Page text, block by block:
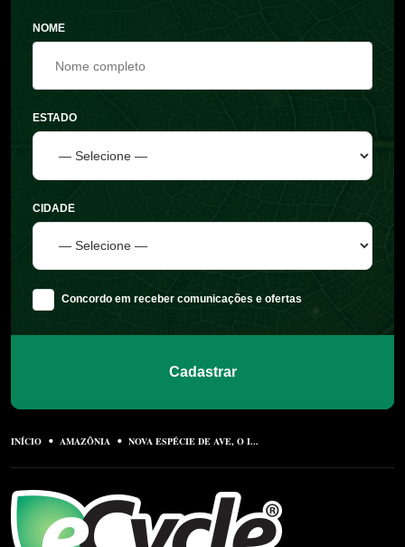
NOME
ESTADO
CIDADE
Concordo em receber comunicações e ofertas
Cadastrar
INÍCIO AMAZÔNIA NOVA ESPÉCIE DE AVE, O I...